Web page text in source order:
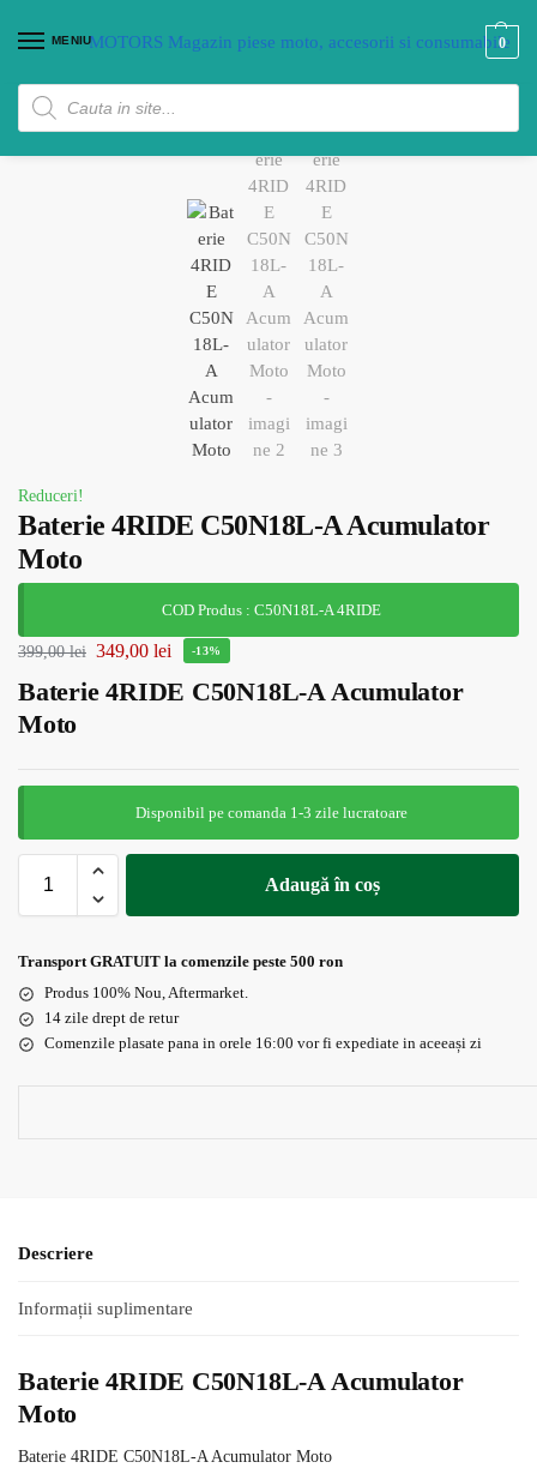
MENIU 0
Reduceri!
Baterie 4RIDE C50N18L-A Acumulator
Moto
COD Produs : C50N18L-A 4RIDE
399,00lei 349,00 lei -13%
Baterie 4RIDE C50N18L-A Acumulator
Moto
Disponibil pe comanda 1-3 zile lucratoare
Adaugă în coș
Transport GRATUIT la comenzile peste 500 ron
Produs 100% Nou, Aftermarket.
14 zile drept de retur
Comenzile plasate pana in orele 16:00 vor fi expediate in aceeași zi
Descriere
Informații suplimentare
Baterie 4RIDE C50N18L-A Acumulator
Moto
Baterie 4RIDE C50N18L-A Acumulator Moto